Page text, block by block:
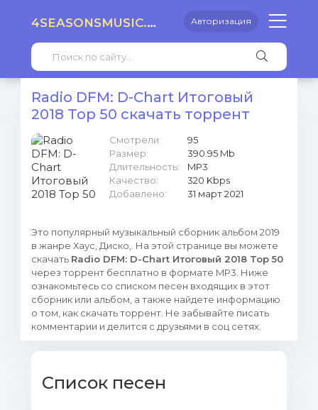
4SEASONSMUSIC.RU Авторизация
Radio DFM: D-Chart Итоговый
2018 Top 50 скачать торрент
Смотрели:
95
Размер:
390.95 Mb
Длительность:
MP3
Качество:
320 Kbps
Добавлено:
31 март 2021
Это популярный музыкальный сборник альбом 2019
в жанре Хаус, Диско,. На этой странице вы можете
скачать Radio DFM: D-Chart Итоговый 2018 Top 50
через торрент бесплатно в формате MP3. Ниже
ознакомьтесь со списком песен входящих в этот
сборник или альбом, а также найдете информацию
о том, как скачать торрент. Не забывайте писать
комментарии и делится с друзьями в соц сетях.
Список песен